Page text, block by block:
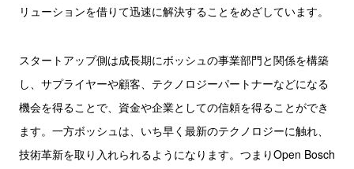
リューションを借りて迅速に解決することをめざしています。
スタートアップ側は成長期にボッシュの事業部門と関係を構築
し、サプライヤーや顧客、テクノロジーパートナーなどになる
機会を得ることで、資金や企業としての信頼を得ることができ
ます。一方ボッシュは、いち早く最新のテクノロジーに触れ、
技術革新を取り入れられるようになります。つまりOpen Bosch